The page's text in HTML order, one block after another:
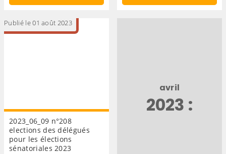
Publié le 01 août 2023
2023_06_09 n°208
elections des délégués
pour les élections
sénatoriales 2023
avril
2023 :